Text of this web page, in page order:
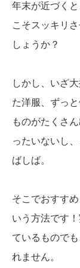
年末が近づく
こそスッキリ
しょうか？
しかし、いざ
た洋服、ずっ
ものがたくさ
ったいないし
ばしば。
そこでおすすめ
いう方法です
ているもので
れません。